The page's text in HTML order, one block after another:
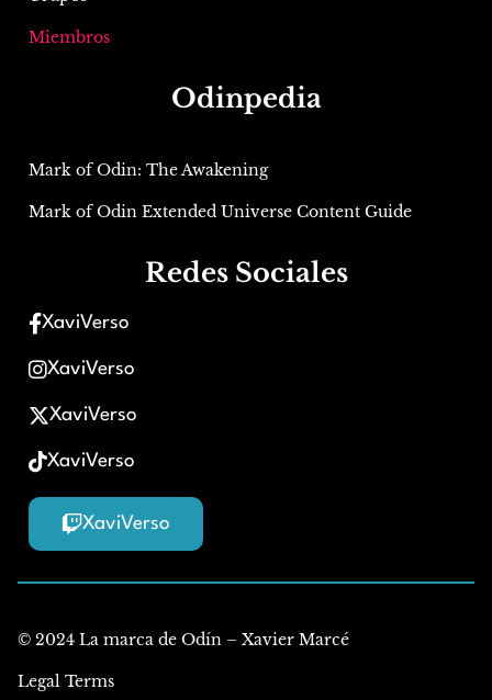
Miembros
Odinpedia
Mark of Odin: The Awakening
Mark of Odin Extended Universe Content Guide
Redes Sociales
XaviVerso
XaviVerso
XaviVerso
XaviVerso
XaviVerso
© 2024 La marca de Odín – Xavier Marcé
Legal Terms